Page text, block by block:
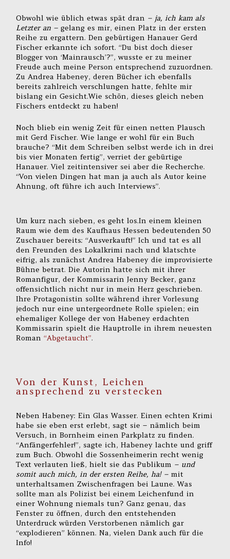
Obwohl wie üblich etwas spät dran – ja, ich kam als
Letzter an – gelang es mir, einen Platz in der ersten
Reihe zu ergattern. Den gebürtigen Hanauer Gerd
Fischer erkannte ich sofort. “Du bist doch dieser
Blogger von ‘Mainrausch’?”, wusste er zu meiner
Freude auch meine Person entsprechend zuzuordnen.
Zu Andrea Habeney, deren Bücher ich ebenfalls
bereits zahlreich verschlungen hatte, fehlte mir
bislang ein Gesicht.Wie schön, dieses gleich neben
Fischers entdeckt zu haben!
Noch blieb ein wenig Zeit für einen netten Plausch
mit Gerd Fischer. Wie lange er wohl für ein Buch
brauche? “Mit dem Schreiben selbst werde ich in drei
bis vier Monaten fertig”, verriet der gebürtige
Hanauer. Viel zeitintensiver sei aber die Recherche.
“Von vielen Dingen hat man ja auch als Autor keine
Ahnung, oft führe ich auch Interviews”.
Um kurz nach sieben, es geht los.In einem kleinen
Raum wie dem des Kaufhaus Hessen bedeutenden 50
Zuschauer bereits: “Ausverkauft!” Ich und tat es all
den Freunden des Lokalkrimi nach und klatschte
eifrig, als zunächst Andrea Habeney die improvisierte
Bühne betrat. Die Autorin hatte sich mit ihrer
Romanfigur, der Kommissarin Jenny Becker, ganz
offensichtlich nicht nur in mein Herz geschrieben.
Ihre Protagonistin sollte während ihrer Vorlesung
jedoch nur eine untergeordnete Rolle spielen; ein
ehemaliger Kollege der von Habeney erdachten
Kommissarin spielt die Hauptrolle in ihrem neuesten
Roman“Abgetaucht”.
Von der Kunst, Leichen
ansprechend zu verstecken
Neben Habeney: Ein Glas Wasser. Einen echten Krimi
habe sie eben erst erlebt, sagt sie – nämlich beim
Versuch, in Bornheim einen Parkplatz zu finden.
“Anfängerfehler!”, sagte ich, Habeney lachte und griff
zum Buch. Obwohl die Sossenheimerin recht wenig
Text verlauten ließ, hielt sie das Publikum – und
somit auch mich, in der ersten Reihe, ha! – mit
unterhaltsamen Zwischenfragen bei Laune. Was
sollte man als Polizist bei einem Leichenfund in
einer Wohnung niemals tun? Ganz genau, das
Fenster zu öffnen, durch den entstehenden
Unterdruck würden Verstorbenen nämlich gar
“explodieren” können. Na, vielen Dank auch für die
Info!